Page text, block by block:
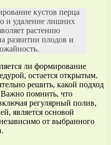
кустов перца
и удаление лишних
растению
развитии плодов и
ли формирование
остается открытым.
решить, какой подход
помнить, что
регулярный полив,
является основой
от выбранного